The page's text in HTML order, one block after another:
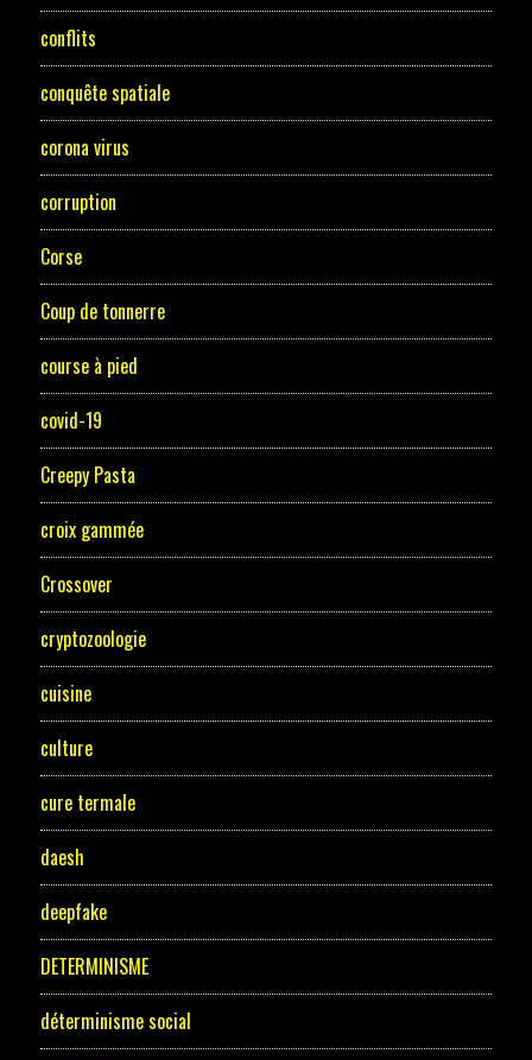
conflits
conquête spatiale
corona virus
corruption
Corse
Coup de tonnerre
course à pied
covid-19
Creepy Pasta
croix gammée
Crossover
cryptozoologie
cuisine
culture
cure termale
daesh
deepfake
DETERMINISME
déterminisme social